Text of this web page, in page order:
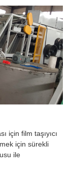
için film taşıyıcı
için sürekli
ile